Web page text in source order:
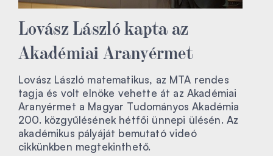
Lovász László kapta az
Akadémiai Aranyérmet
Lovász László matematikus, az MTA rendes
tagja és volt elnöke vehette át az Akadémiai
Aranyérmet a Magyar Tudományos Akadémia
200. közgyűlésének hétfői ünnepi ülésén. Az
akadémikus pályáját bemutató videó
cikkünkben megtekinthető.